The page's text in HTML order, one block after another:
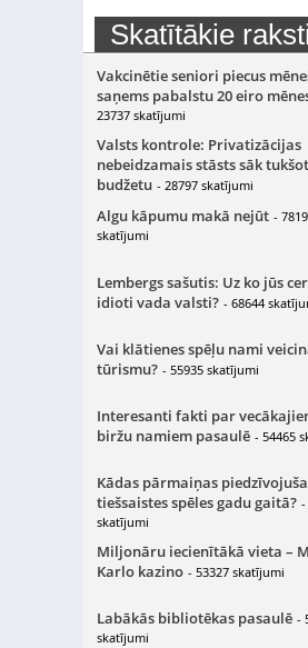
Skatītākie raksti
Vakcinētie seniori piecus
saņems pabalstu 20 eiro
23737 skatījumi
Valsts kontrole: Privatizācijas
nebeidzamais stāsts sāk
budžetu - 28797 skatījumi
Algu kāpumu makā nejūt -
skatījumi
Lembergs sašutis: Uz ko jūs
idioti vada valsti? - 68644
Vai klātienes spēļu nami
tūrismu? - 55935 skatījumi
Interesanti fakti par
biržu namiem pasaulē - 54465
Kādas pārmaiņas
tiešsaistes spēles gadu gaitā? -
skatījumi
Miljonāru iecienītākā vieta –
Karlo kazino - 53327 skatījumi
Labākās bibliotēkas pasaulē -
skatījumi